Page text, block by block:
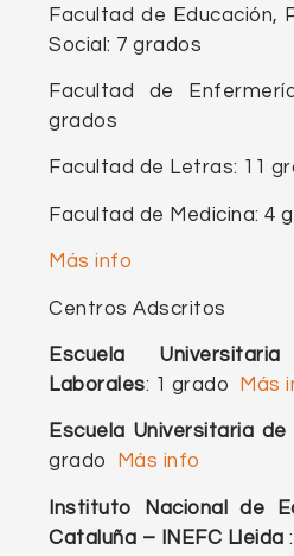
Facultad de Educación,
Social: 7 grados
Facultad de
grados
Facultad de Letras: 11
Facultad de Medicina: 4
Más info
Centros Adscritos
Escuela
Laborales: 1 grado Más
Escuela Universitaria
grado
Más info
Instituto Nacional de
Cataluña – INEFC Lleida